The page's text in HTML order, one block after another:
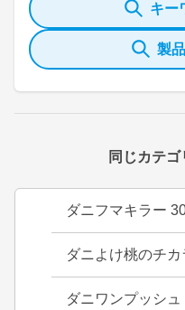
キー
製
同じカテ
ダニフマキラー
ダニよけ桃のチカ
ダニワンプッシ